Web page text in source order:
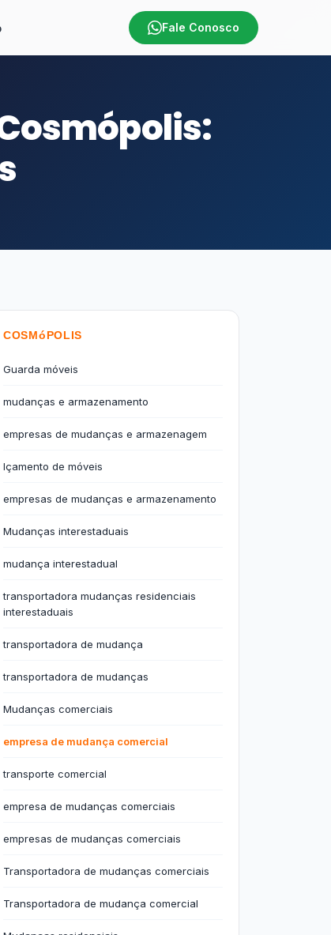
Fale Conosco
COSMóPOLIS
Guarda móveis
mudanças e armazenamento
empresas de mudanças e armazenagem
Içamento de móveis
empresas de mudanças e armazenamento
Mudanças interestaduais
mudança interestadual
transportadora mudanças residenciais
interestaduais
transportadora de mudança
transportadora de mudanças
Mudanças comerciais
empresa de mudança comercial
transporte comercial
empresa de mudanças comerciais
empresas de mudanças comerciais
Transportadora de mudanças comerciais
Transportadora de mudança comercial